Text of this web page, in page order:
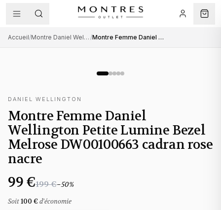
Accueil/ Montre Daniel Wellington femme / Montre Femme Daniel Wellington Petite Lumine Bezel Melrose DW00100663 cadran rose nacre
DANIEL WELLINGTON
Montre Femme Daniel
Wellington Petite Lumine Bezel
Melrose DW00100663 cadran rose
nacre
99 €199 €−50%
Soit100 € d'économie